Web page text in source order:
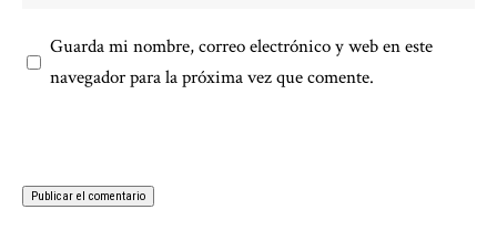
Guarda mi nombre, correo electrónico y web en este
navegador para la próxima vez que comente.